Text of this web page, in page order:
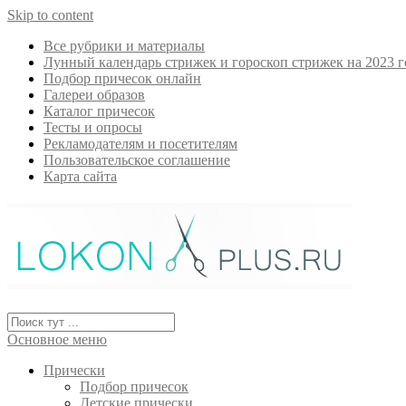
Skip to content
Все рубрики и материалы
Лунный календарь стрижек и гороскоп стрижек на 2023
Подбор причесок онлайн
Галереи образов
Каталог причесок
Тесты и опросы
Рекламодателям и посетителям
Пользовательское соглашение
Карта сайта
Основное меню
Прически
Подбор причесок
Детские прически